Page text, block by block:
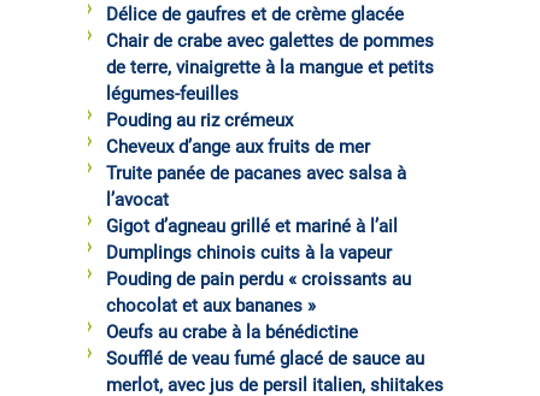
Délice de gaufres et de crème glacée
Chair de crabe avec galettes de pommes
de terre, vinaigrette à la mangue et petits
légumes-feuilles
Pouding au riz crémeux
Cheveux d’ange aux fruits de mer
Truite panée de pacanes avec salsa à
l’avocat
Gigot d’agneau grillé et mariné à l’ail
Dumplings chinois cuits à la vapeur
Pouding de pain perdu « croissants au
chocolat et aux bananes »
Oeufs au crabe à la bénédictine
Soufflé de veau fumé glacé de sauce au
merlot, avec jus de persil italien, shiitakes